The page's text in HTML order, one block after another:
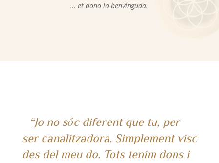
… et dono la benvinguda.
“Jo no sóc diferent que tu, per
ser canalitzadora. Simplement visc
des del meu do. Tots tenim dons i